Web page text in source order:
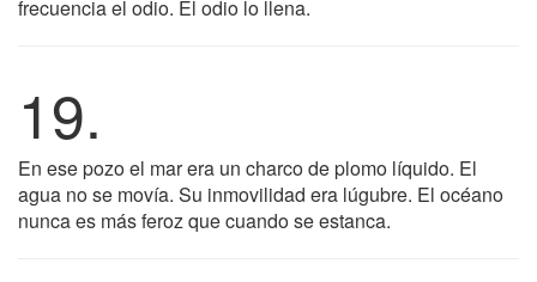
frecuencia el odio. El odio lo llena.
19.
En ese pozo el mar era un charco de plomo líquido. El
agua no se movía. Su inmovilidad era lúgubre. El océano
nunca es más feroz que cuando se estanca.